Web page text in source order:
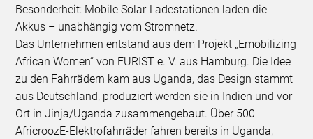
Besonderheit: Mobile Solar-Ladestationen laden die
Akkus – unabhängig vom Stromnetz.
Das Unternehmen entstand aus dem Projekt „Emobilizing
African Women“ von EURIST e. V. aus Hamburg. Die Idee
zu den Fahrrädern kam aus Uganda, das Design stammt
aus Deutschland, produziert werden sie in Indien und vor
Ort in Jinja/Uganda zusammengebaut. Über 500
AfricroozE-Elektrofahrräder fahren bereits in Uganda,